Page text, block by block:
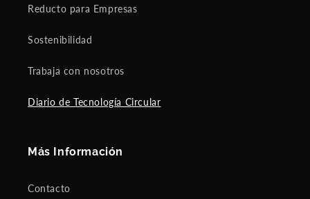
Reducto para Empresas
Sostenibilidad
Trabaja con nosotros
Diario de Tecnología Circular
Más Información
Contacto